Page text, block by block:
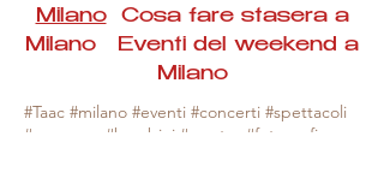
MilanoCosa fare stasera a
Milano Eventi del weekend a
Milano
#Taac #milano #eventi #concerti #spettacoli
#rassegne #bambini #mostre #fotografia